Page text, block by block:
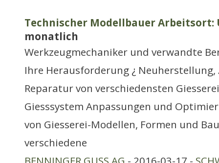
Technischer Modellbauer Arbeitsort:
monatlich
Werkzeugmechaniker und verwandte
Ihre Herausforderung ¿
Reparatur von verschiedensten
Giesssystem Anpassungen und
von Giesserei-Modellen, Formen und
verschiedene